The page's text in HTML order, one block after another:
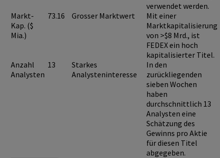
verwendet werden.
Markt-
Kap. ($
Mia.)
73.16 Grosser Marktwert
Mit einer
Marktkapitalisierung
von >$8 Mrd., ist
FEDEXein hoch
kapitalisierter Titel.
Anzahl
Analysten
13
Starkes
Analysteninteresse
In den
zurückliegenden
sieben Wochen
haben
durchschnittlich 13
Analysten eine
Schätzung des
Gewinns pro Aktie
für diesen Titel
abgegeben.